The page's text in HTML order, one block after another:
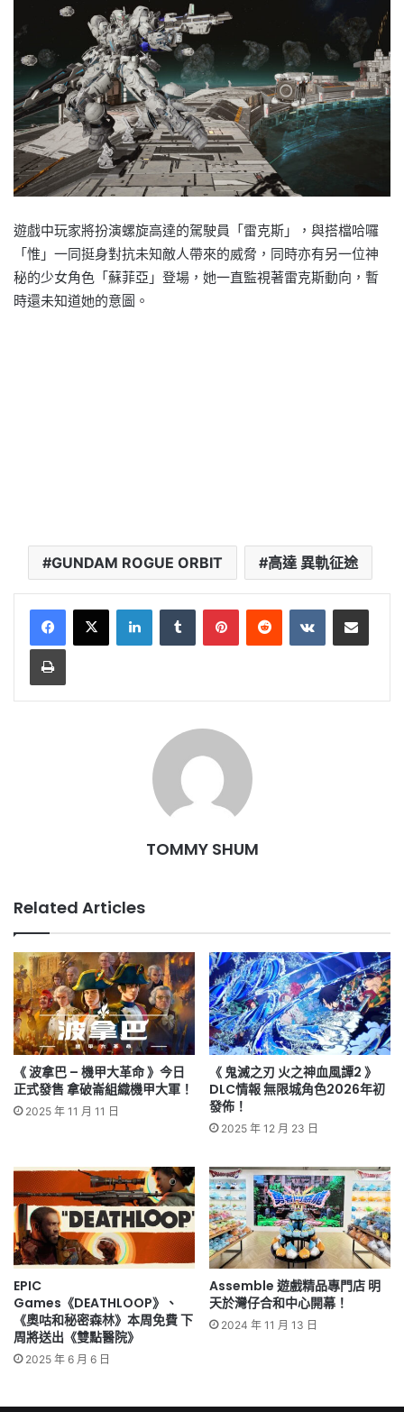
遊戲中玩家將扮演螺旋高達的駕駛員「雷克斯」，與搭檔哈囉
「惟」一同挺身對抗未知敵人帶來的威脅，同時亦有另一位神
秘的少女角色「蘇菲亞」登場，她一直監視著雷克斯動向，暫
時還未知道她的意圖。
GUNDAM ROGUE ORBIT 高達 異軌征途
LinkedInTumblr PinterestReddit VKontakteShare via Email
Print
TOMMY SHUM
Related Articles
《 波拿巴 – 機甲大革命 》今日
正式發售 拿破崙組織機甲大軍！
2025 年 11 月 11 日
《 鬼滅之刃 火之神血風譚2 》
DLC情報 無限城角色2026年初
發佈！
2025 年 12 月 23 日
EPIC
Games《DEATHLOOP》、
《奧咕和秘密森林》本周免費 下
周將送出《雙點醫院》
2025 年 6 月 6 日
Assemble 遊戲精品專門店 明
天於灣仔合和中心開幕！
2024 年 11 月 13 日